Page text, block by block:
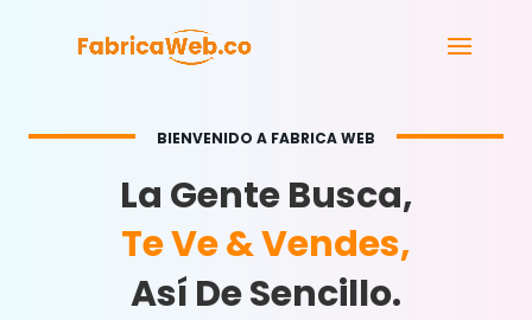
BIENVENIDO A FABRICA WEB
La Gente Busca,
Te Ve & Vendes,
Así De Sencillo.